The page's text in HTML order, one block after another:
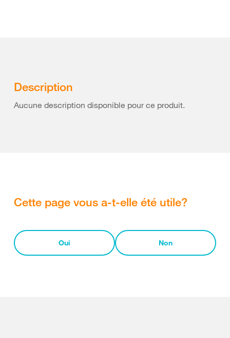
Description
Aucune description disponible pour ce produit.
Cette page vous a-t-elle été utile?
Oui Non